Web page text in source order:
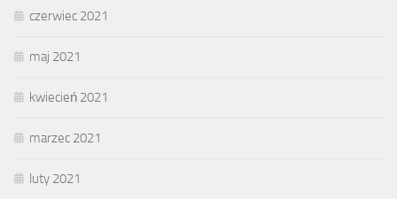
czerwiec 2021
maj 2021
kwiecień 2021
marzec 2021
luty 2021